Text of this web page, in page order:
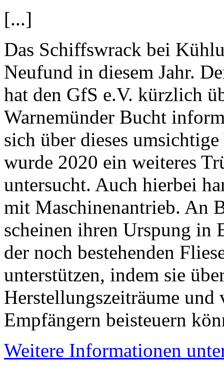
[...]
Das Schiffswrack bei
Neufund in diesem Jahr.
hat den GfS e.V. kürzlich
Warnemünder Bucht
sich über dieses
wurde 2020 ein weiteres
untersucht. Auch hierbei
mit Maschinenantrieb. An
scheinen ihren Urspung in
der noch bestehenden
unterstützen, indem sie
Herstellungszeiträume
Empfängern beisteuern
Weitere Informationen